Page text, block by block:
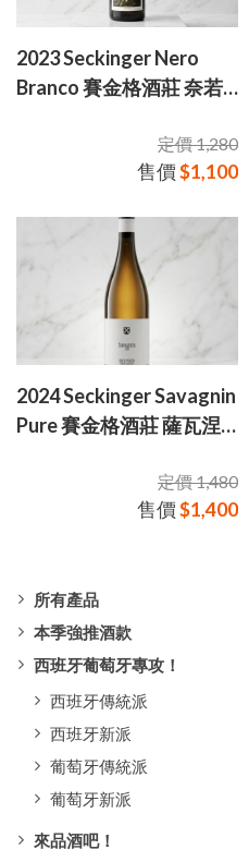
所有產品
本季強推酒款
西班牙葡萄牙專攻！
西班牙傳統派
西班牙新派
葡萄牙傳統派
葡萄牙新派
來品酒吧！
2023 Seckinger Nero
Branco 賽金格酒莊 奈若
定價 1,280
售價$1,100
2024 Seckinger Savagnin
Pure 賽金格酒莊 薩瓦涅
定價 1,480
售價$1,400